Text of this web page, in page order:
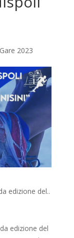
Gare 2023
edizione del..
edizione del